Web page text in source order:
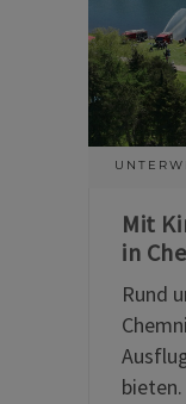
Mit
in
Rund
bieten.